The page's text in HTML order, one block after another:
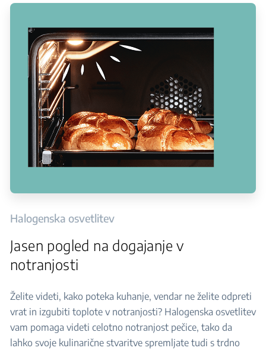
Halogenska osvetlitev
Jasen pogled na dogajanje v
notranjosti
Želite videti, kako poteka kuhanje, vendar ne želite odpreti
vrat in izgubiti toplote v notranjosti? Halogenska osvetlitev
vam pomaga videti celotno notranjost pečice, tako da
lahko svoje kulinarične stvaritve spremljate tudi s trdno